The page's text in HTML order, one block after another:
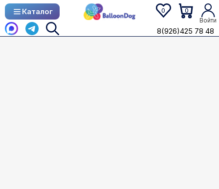
Каталог
Войти
0 0
8(926)425 78 48
Каталог
8(926)425 78 48